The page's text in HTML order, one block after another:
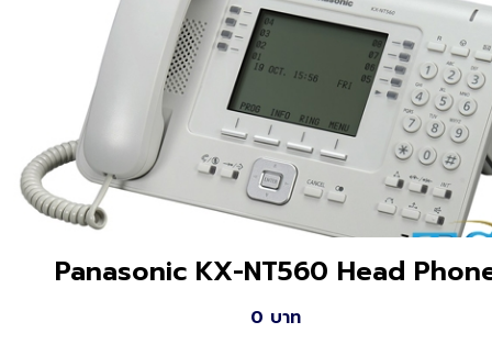
Panasonic KX-NT560 Head
0 บาท